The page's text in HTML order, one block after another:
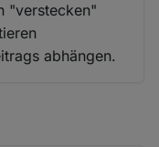
"verstecken"
abhängen.